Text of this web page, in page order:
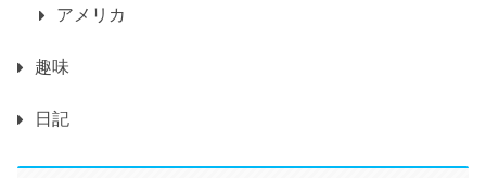
アメリカ
趣味
日記